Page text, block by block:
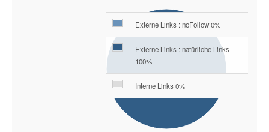
Externe Links : noFollow 0%
Externe Links : natürliche Links
100%
Interne Links 0%